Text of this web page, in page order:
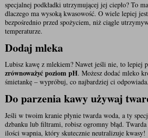
specjalnej podkładki utrzymującej jej ciepło? To
dlaczego ma wysoką kwasowość. O wiele lepiej
bezpośrednio przed spożyciem, niż ciągle
temperaturze.
Dodaj mleka
Lubisz kawę z mlekiem? Nawet jeśli nie, to lepiej
zrównoważyć poziom pH. Możesz dodać mleko
śmietankę – wypróbuj, co najbardziej ci odpowiada.
Do parzenia kawy używaj
Jeśli w twoim kranie płynie twarda woda, a ty
dzbanku lub filtrami, robisz ogromny błąd.
ilości wapnia, który skutecznie neutralizuje kwasy!